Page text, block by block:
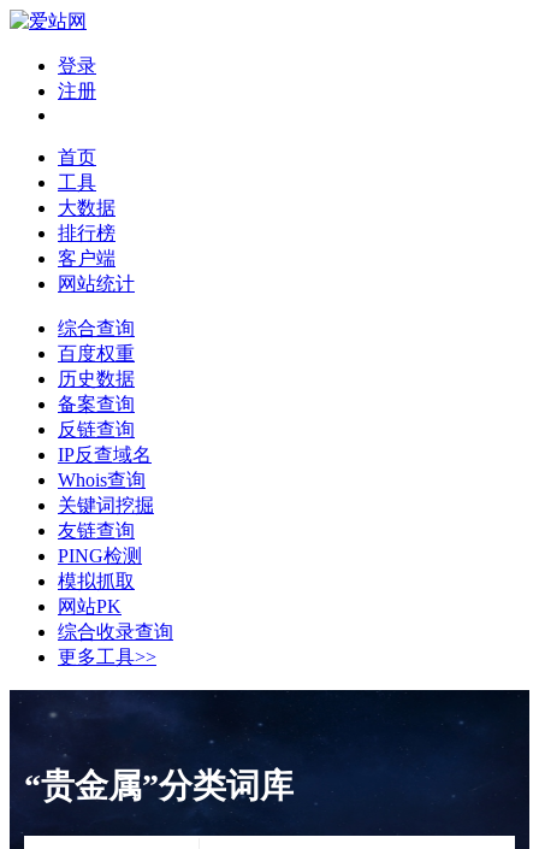
登录
注册
首页
工具
大数据
排行榜
客户端
网站统计
综合查询
百度权重
历史数据
备案查询
反链查询
IP反查域名
Whois查询
关键词挖掘
友链查询
PING检测
模拟抓取
网站PK
综合收录查询
更多工具>>
“贵金属”分类词库